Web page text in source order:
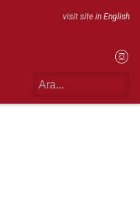
visit site in English